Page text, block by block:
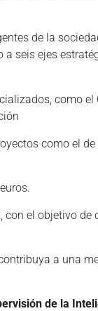
de la
a seis ejes
como el
como el
con el objetivo de
a una
de la